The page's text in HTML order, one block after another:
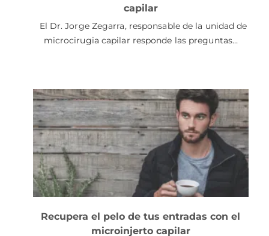
capilar
El Dr. Jorge Zegarra, responsable de la unidad de
microcirugia capilar responde las preguntas…
Recupera el pelo de tus entradas con el
microinjerto capilar